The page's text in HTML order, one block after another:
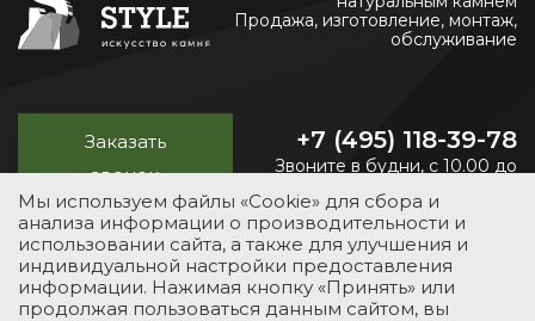
Продажа, изготовление, монтаж,
обслуживание
Заказать
звонок
+7 (495) 118-39-78
Звоните в будни, с 10.00 до
УСЛУГИ КАТАЛОГ ПОРТФОЛИО
О КОМПАНИИ
КОНТАКТЫ
Мы используем файлы «Cookie» для сбора и
анализа информации о производительности и
использовании сайта, а также для улучшения и
индивидуальной настройки предоставления
информации. Нажимая кнопку «Принять» или
продолжая пользоваться данным сайтом, вы